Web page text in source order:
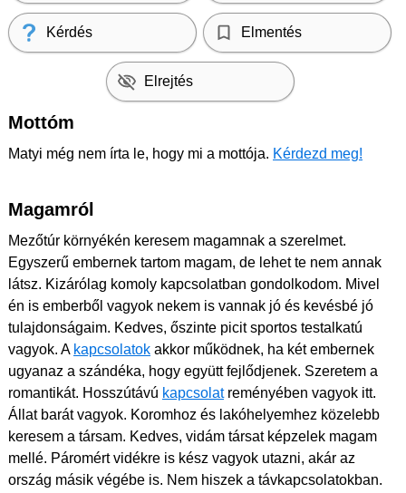
Kérdés Elmentés
Elrejtés
Mottóm
Matyi még nem írta le, hogy mi a mottója. Kérdezd meg!
Magamról
Mezőtúr környékén keresem magamnak a szerelmet.
Egyszerű embernek tartom magam, de lehet te nem annak
látsz. Kizárólag komoly kapcsolatban gondolkodom. Mivel
én is emberből vagyok nekem is vannak jó és kevésbé jó
tulajdonságaim. Kedves, őszinte picit sportos testalkatú
vagyok. A kapcsolatok akkor működnek, ha két embernek
ugyanaz a szándéka, hogy együtt fejlődjenek. Szeretem a
romantikát. Hosszútávú kapcsolatreményében vagyok itt.
Állat barát vagyok. Koromhoz és lakóhelyemhez közelebb
keresem a társam. Kedves, vidám társat képzelek magam
mellé. Páromért vidékre is kész vagyok utazni, akár az
ország másik végébe is. Nem hiszek a távkapcsolatokban.